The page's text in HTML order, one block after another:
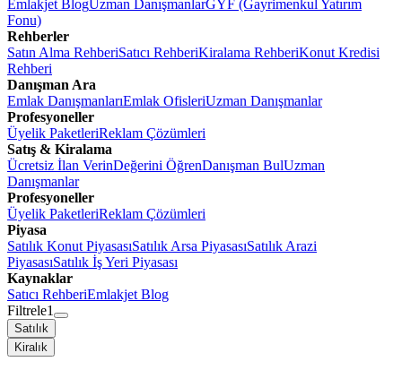
Emlakjet BlogUzman DanışmanlarGYF (Gayrimenkul Yatırım
Fonu)
Rehberler
Satın Alma RehberiSatıcı RehberiKiralama RehberiKonut Kredisi
Rehberi
Danışman Ara
Emlak DanışmanlarıEmlak OfisleriUzman Danışmanlar
Profesyoneller
Üyelik PaketleriReklam Çözümleri
Satış & Kiralama
Ücretsiz İlan VerinDeğerini ÖğrenDanışman BulUzman
Danışmanlar
Profesyoneller
Üyelik PaketleriReklam Çözümleri
Piyasa
Satılık Konut PiyasasıSatılık Arsa PiyasasıSatılık Arazi
PiyasasıSatılık İş Yeri Piyasası
Kaynaklar
Satıcı RehberiEmlakjet Blog
Filtrele1
Satılık
Kiralık